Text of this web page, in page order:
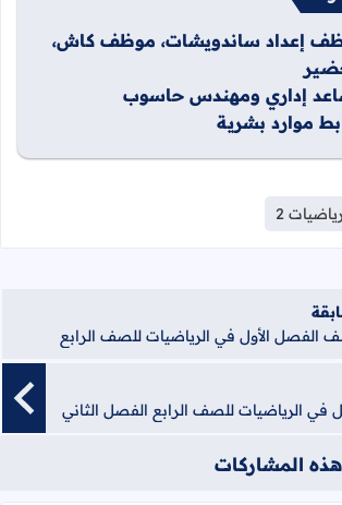
إعداد ساندويشات، موظف كاش،
إداري ومهندس حاسوب
موارد بشرية
2
الفصل الأول في الرياضيات للصف الرابع
في الرياضيات للصف الرابع الفصل الثاني
المشاركات